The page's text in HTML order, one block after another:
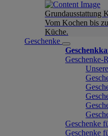
Grundausstattung
Vom Kochen bis
Küche.
Geschenke
Geschenke-
Geschenke
Geschenke